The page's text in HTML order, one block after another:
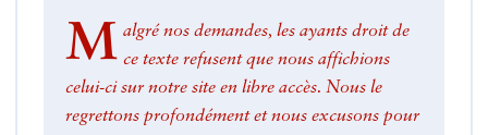
M algré nos demandes, les ayants droit de
ce texte refusent que nous affichions
celui-ci sur notre site en libre accès. Nous le
regrettons profondément et nous excusons pour